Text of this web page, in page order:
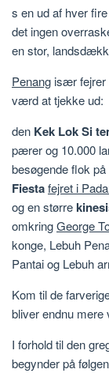
s en ud af hver
det ingen
en stor,
Penang især fejrer
værd at tjekke ud:
den Kek Lok Si
pærer og 10.000
besøgende flok
Fiestafejret i
og en større
omkringGeorge
konge, Lebuh
Pantai og Lebuh
Kom til de
bliver endnu mere
I forhold til den
begynder på